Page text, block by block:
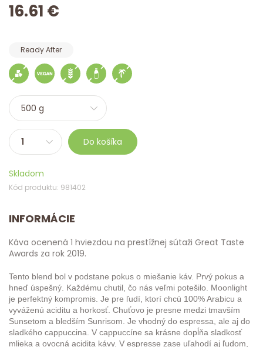
16.61 €
Ready After
Do košíka
Skladom
Kód produktu: 981402
INFORMÁCIE
Káva ocenená 1 hviezdou na prestížnej sútaži Great Taste
Awards za rok 2019.
Tento blend bol v podstane pokus o miešanie káv. Prvý pokus a
hneď úspešný. Každému chutil, čo nás veľmi potešilo. Moonlight
je perfektný kompromis. Je pre ľudí, ktorí chcú 100% Arabicu a
vyváženú aciditu a horkosť. Chuťovo je presne medzi tmavším
Sunsetom a bledším Sunrisom. Je vhodný do espressa, ale aj do
sladkého cappuccina. V cappuccíne sa krásne dopĺňa sladkosť
mlieka a ovocná acidita kávy. V espresse zase uľahodí aj ľudom,